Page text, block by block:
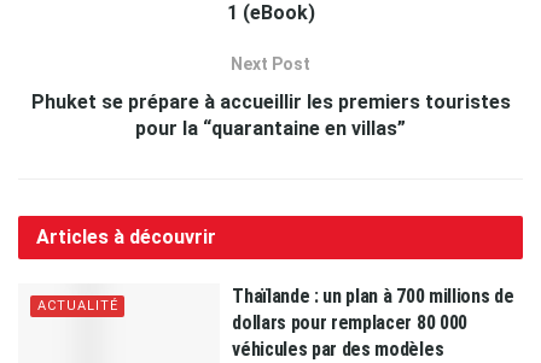
1 (eBook)
Next Post
Phuket se prépare à accueillir les premiers touristes
pour la “quarantaine en villas”
Articles à découvrir
ACTUALITÉ
Thaïlande : un plan à 700 millions de
dollars pour remplacer 80 000
véhicules par des modèles